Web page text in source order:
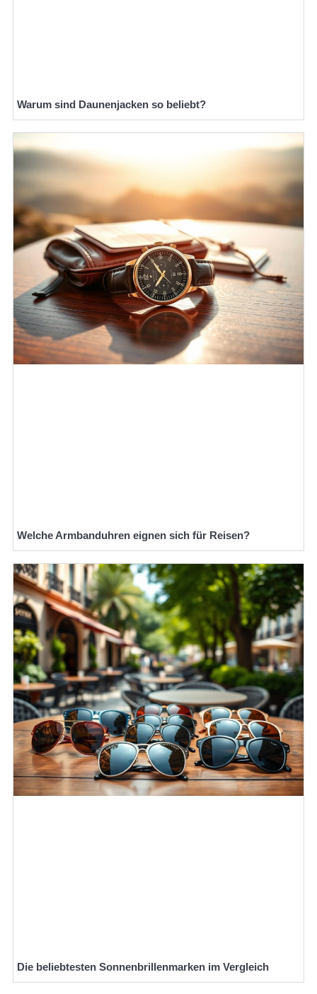
Warum sind Daunenjacken so beliebt?
Welche Armbanduhren eignen sich für Reisen?
Die beliebtesten Sonnenbrillenmarken im Vergleich